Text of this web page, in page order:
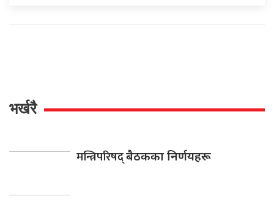
भर्खरै
मन्त्रिपरिषद्बैठकका निर्णयहरू